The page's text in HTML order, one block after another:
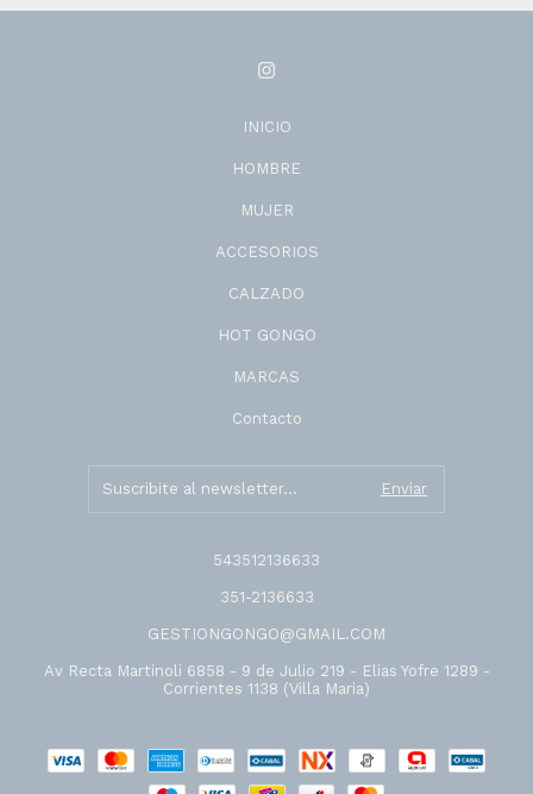
INICIO
HOMBRE
MUJER
ACCESORIOS
CALZADO
HOT GONGO
MARCAS
Contacto
543512136633
351-2136633
GESTIONGONGO@GMAIL.COM
Av Recta Martinoli 6858 - 9 de Julio 219 - Elias Yofre 1289 -
Corrientes 1138 (Villa Maria)